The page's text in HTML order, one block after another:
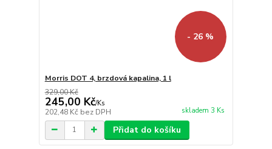
- 26 %
Morris DOT 4, brzdová kapalina, 1 l
329,00 Kč
245,00 Kč/Ks
202,48 Kč bez DPH skladem 3 Ks
Přidat do košíku